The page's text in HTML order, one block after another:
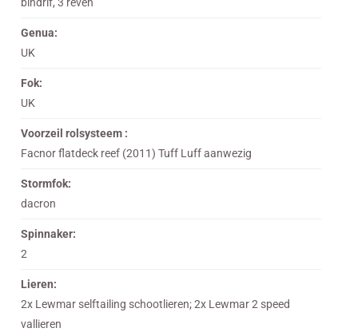
Genua:
UK
Fok:
UK
Voorzeil rolsysteem :
Facnor flatdeck reef (2011) Tuff Luff aanwezig
Stormfok:
dacron
Spinnaker:
2
Lieren:
2x Lewmar selftailing schootlieren; 2x Lewmar 2 speed
vallieren